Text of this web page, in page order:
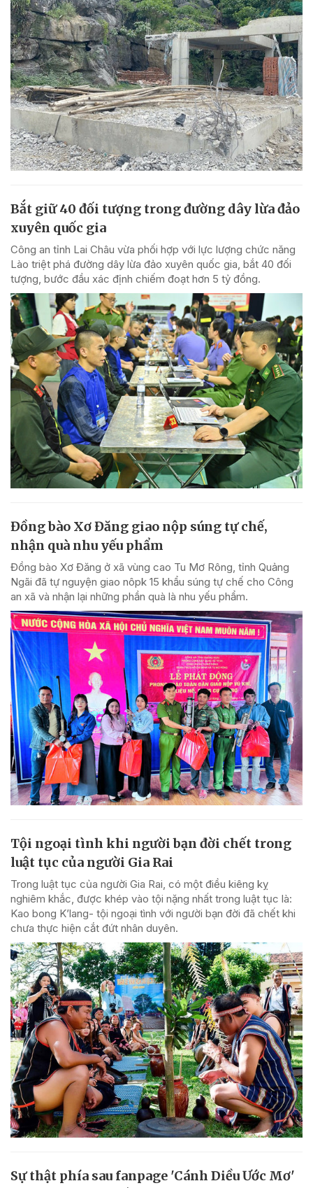
Bắt giữ 40 đối tượng trong đường dây lừa đảo
xuyên quốc gia
Công an tỉnh Lai Châu vừa phối hợp với lực lượng chức năng
Lào triệt phá đường dây lừa đảo xuyên quốc gia, bắt 40 đối
tượng, bước đầu xác định chiếm đoạt hơn 5 tỷ đồng.
Đồng bào Xơ Đăng giao nộp súng tự chế,
nhận quà nhu yếu phẩm
Đồng bào Xơ Đăng ở xã vùng cao Tu Mơ Rông, tỉnh Quảng
Ngãi đã tự nguyện giao nôpk 15 khẩu súng tự chế cho Công
an xã và nhận lại những phần quà là nhu yếu phẩm.
Tội ngoại tình khi người bạn đời chết trong
luật tục của người Gia Rai
Trong luật tục của người Gia Rai, có một điều kiêng kỵ
nghiêm khắc, được khép vào tội nặng nhất trong luật tục là:
Kao bong K’lang- tội ngoại tình với người bạn đời đã chết khi
chưa thực hiện cắt đứt nhân duyên.
Sự thật phía sau fanpage 'Cánh Diều Ước Mơ'